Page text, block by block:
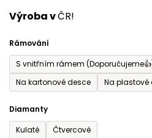
Výroba vČR!
Rámování
S vnitřním rámem
Na kartonové desce
Na plastové
Diamanty
Kulaté
Čtvercové